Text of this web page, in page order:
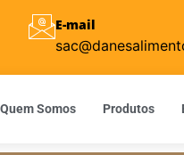
E-mail
Quem Somos Produtos